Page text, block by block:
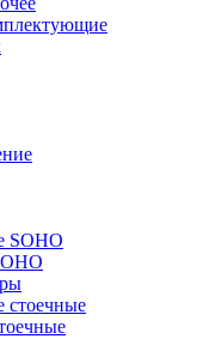
SOHO
стоечные